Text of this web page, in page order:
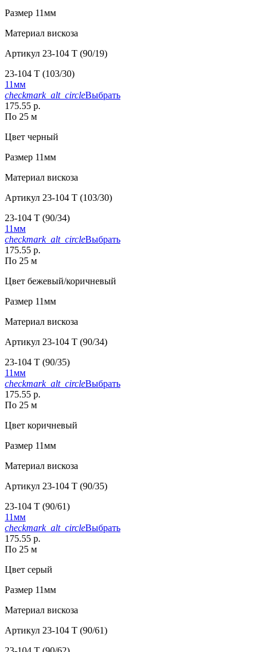
Размер 11мм
Материал вискоза
Артикул 23-104 T (90/19)
23-104 T (103/30)
11мм
checkmark_alt_circleВыбрать
175.55 р.
По 25 м
Цвет черный
Размер 11мм
Материал вискоза
Артикул 23-104 T (103/30)
23-104 T (90/34)
11мм
checkmark_alt_circleВыбрать
175.55 р.
По 25 м
Цвет бежевый/коричневый
Размер 11мм
Материал вискоза
Артикул 23-104 T (90/34)
23-104 T (90/35)
11мм
checkmark_alt_circleВыбрать
175.55 р.
По 25 м
Цвет коричневый
Размер 11мм
Материал вискоза
Артикул 23-104 T (90/35)
23-104 T (90/61)
11мм
checkmark_alt_circleВыбрать
175.55 р.
По 25 м
Цвет серый
Размер 11мм
Материал вискоза
Артикул 23-104 T (90/61)